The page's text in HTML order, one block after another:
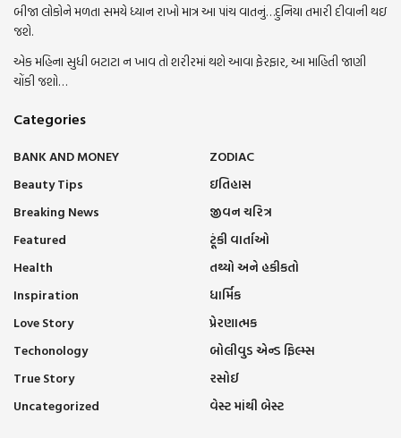
બીજા લોકોને મળતા સમયે ધ્યાન રાખો માત્ર આ પાંચ વાતનું…દુનિયા તમારી દીવાની થઇ
જશે.
એક મહિના સુધી બટાટા ન ખાવ તો શરીરમાં થશે આવા ફેરફાર, આ માહિતી જાણી
ચોંકી જશો…
Categories
BANK AND MONEY
Beauty Tips
Breaking News
Featured
Health
Inspiration
Love Story
Techonology
True Story
Uncategorized
ZODIAC
ઇતિહાસ
જીવન ચરિત્ર
ટૂંકી વાર્તાઓ
તથ્યો અને હકીકતો
ધાર્મિક
પ્રેરણાત્મક
બોલીવુડ એન્ડ ફિલ્મ્સ
રસોઈ
વેસ્ટ માંથી બેસ્ટ